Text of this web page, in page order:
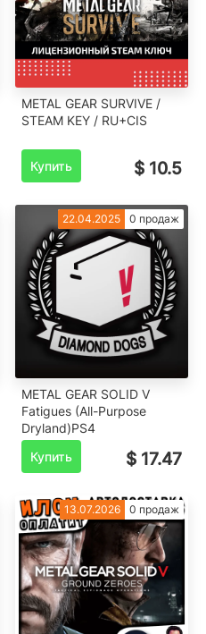
METAL GEAR SURVIVE /
STEAM KEY / RU+CIS
Купить $ 10.5
22.04.2025 0 продаж
METAL GEAR SOLID V
Fatigues (All-Purpose
Dryland)PS4
Купить
$ 17.47
13.07.2026 0 продаж